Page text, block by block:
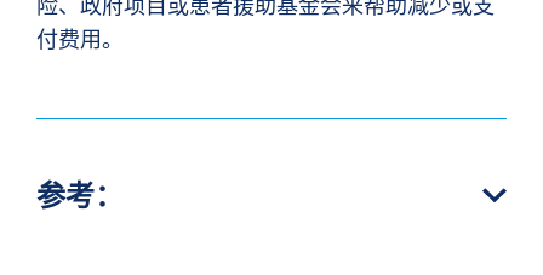
险、政府项目或患者援助基金会来帮助减少或支
付费用。
参考：